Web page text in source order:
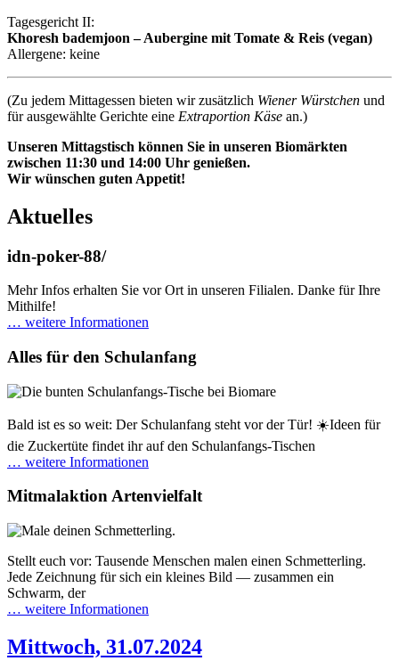
Tagesgericht II:
Khoresh bademjoon – Aubergine mit Tomate & Reis (vegan)
Allergene: keine
(Zu jedem Mittagessen bieten wir zusätzlich Wiener Würstchen und
für ausgewählte Gerichte eine Extraportion Käse an.)
Unseren Mittagstisch können Sie in unseren Biomärkten
zwischen 11:30 und 14:00 Uhr genießen.
Wir wünschen guten Appetit!
Aktuelles
idn-poker-88/
Mehr Infos erhalten Sie vor Ort in unseren Filialen. Danke für Ihre
Mithilfe!
… weitere Informationen
Alles für den Schulanfang
Bald ist es so weit: Der Schulanfang steht vor der Tür! ☀️Ideen für
die Zuckertüte findet ihr auf den Schulanfangs-Tischen
… weitere Informationen
Mitmalaktion Artenvielfalt
Stellt euch vor: Tausende Menschen malen einen Schmetterling.
Jede Zeichnung für sich ein kleines Bild — zusammen ein
Schwarm, der
… weitere Informationen
Mittwoch, 31.07.2024